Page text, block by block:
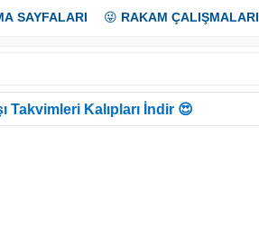
SAYFALARI 😜 RAKAM ÇALIŞMALARI
Takvimleri Kalıpları İndir 😍